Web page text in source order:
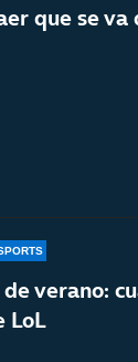
que se va
verano:
LoL